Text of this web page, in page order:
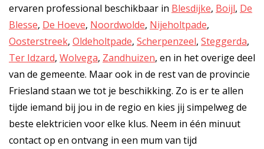
ervaren professional beschikbaar in Blesdijke, Boijl, De
Blesse, De Hoeve, Noordwolde, Nijeholtpade,
Oosterstreek, Oldeholtpade, Scherpenzeel, Steggerda,
Ter Idzard, Wolvega, Zandhuizen, en in het overige deel
van de gemeente. Maar ook in de rest van de provincie
Friesland staan we tot je beschikking. Zo is er te allen
tijde iemand bij jou in de regio en kies jij simpelweg de
beste elektricien voor elke klus. Neem in één minuut
contact op en ontvang in een mum van tijd